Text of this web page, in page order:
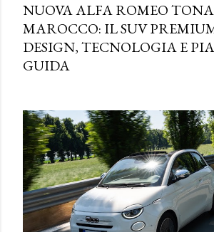
NUOVA ALFA ROMEO
MAROCCO: IL SUV
DESIGN, TECNOLOGIA E
GUIDA